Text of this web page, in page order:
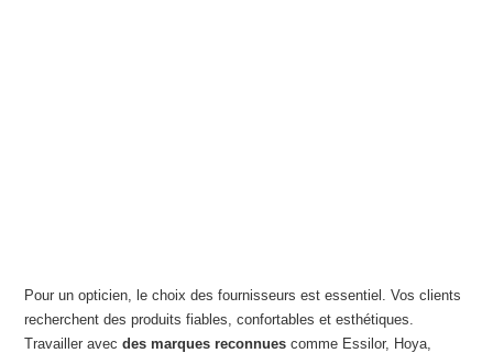
Pour un opticien, le choix des fournisseurs est essentiel. Vos clients
recherchent des produits fiables, confortables et esthétiques.
Travailler avecdes marques reconnues comme Essilor, Hoya,